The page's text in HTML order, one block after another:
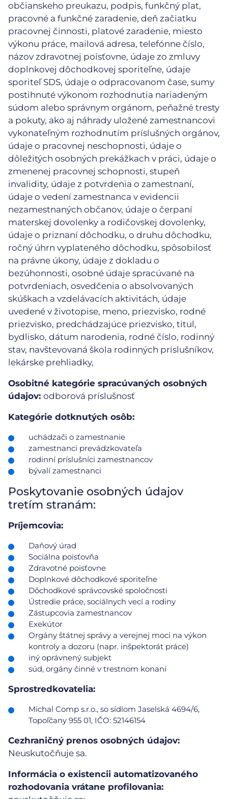
občianskeho preukazu, podpis, funkčný plat,
pracovné a funkčné zaradenie, deň začiatku
pracovnej činnosti, platové zaradenie, miesto
výkonu práce, mailová adresa, telefónne číslo,
názov zdravotnej poisťovne, údaje zo zmluvy
doplnkovej dôchodkovej sporiteľne, údaje
sporiteľ SDS, údaje o odpracovanom čase, sumy
postihnuté výkonom rozhodnutia nariadeným
súdom alebo správnym orgánom, peňažné tresty
a pokuty, ako aj náhrady uložené zamestnancovi
vykonateľným rozhodnutím príslušných orgánov,
údaje o pracovnej neschopnosti, údaje o
dôležitých osobných prekážkach v práci, údaje o
zmenenej pracovnej schopnosti, stupeň
invalidity, údaje z potvrdenia o zamestnaní,
údaje o vedení zamestnanca v evidencii
nezamestnaných občanov, údaje o čerpaní
materskej dovolenky a rodičovskej dovolenky,
údaje o priznaní dôchodku, o druhu dôchodku,
ročný úhrn vyplateného dôchodku, spôsobilosť
na právne úkony, údaje z dokladu o
bezúhonnosti, osobné údaje spracúvané na
potvrdeniach, osvedčenia o absolvovaných
skúškach a vzdelávacích aktivitách, údaje
uvedené v životopise, meno, priezvisko, rodné
priezvisko, predchádzajúce priezvisko, titul,
bydlisko, dátum narodenia, rodné číslo, rodinný
stav, navštevovaná škola rodinných príslušníkov,
lekárske prehliadky,
Osobitné kategórie spracúvaných osobných
údajov: odborová príslušnosť
Kategórie dotknutých osôb:
uchádzači o zamestnanie
zamestnanci prevádzkovateľa
rodinní príslušníci zamestnancov
bývalí zamestnanci
Poskytovanie osobných údajov
tretím stranám:
Príjemcovia:
Daňový úrad
Sociálna poisťovňa
Zdravotné poisťovne
Doplnkové dôchodkové sporiteľne
Dôchodkové správcovské spoločnosti
Ústredie práce, sociálnych vecí a rodiny
Zástupcovia zamestnancov
Exekútor
Orgány štátnej správy a verejnej moci na výkon
kontroly a dozoru (napr. inšpektorát práce)
iný oprávnený subjekt
súd, orgány činné v trestnom konaní
Sprostredkovatelia:
Michal Comp s.r.o., so sídlom Jaselská 4694/6,
Topoľčany 955 01, IČO: 52146154
Cezhraničný prenos osobných údajov:
Neuskutočňuje sa.
Informácia o existencii automatizovaného
rozhodovania vrátane profilovania: